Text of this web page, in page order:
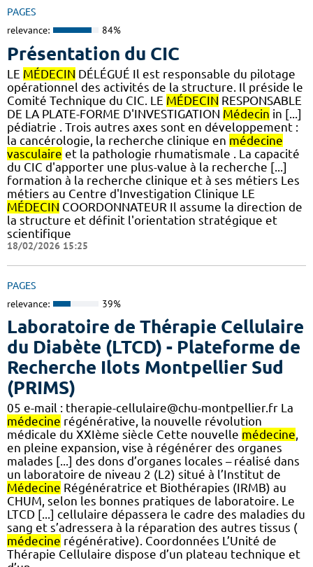
PAGES
relevance: 84%
Présentation du CIC
LE MÉDECIN DÉLÉGUÉ Il est responsable du pilotage
opérationnel des activités de la structure. Il préside le
Comité Technique du CIC. LE MÉDECIN RESPONSABLE
DE LA PLATE-FORME D'INVESTIGATION Médecin in [...]
pédiatrie . Trois autres axes sont en développement :
la cancérologie, la recherche clinique en médecine
vasculaire et la pathologie rhumatismale . La capacité
du CIC d'apporter une plus-value à la recherche [...]
formation à la recherche clinique et à ses métiers Les
métiers au Centre d'Investigation Clinique LE
MÉDECIN COORDONNATEUR Il assume la direction de
la structure et définit l'orientation stratégique et
scientifique
18/02/2026 15:25
PAGES
relevance: 39%
Laboratoire de Thérapie Cellulaire
du Diabète (LTCD) - Plateforme de
Recherche Ilots Montpellier Sud
(PRIMS)
05 e-mail : therapie-cellulaire@chu-montpellier.fr La
médecine régénérative, la nouvelle révolution
médicale du XXIème siècle Cette nouvelle médecine,
en pleine expansion, vise à régénérer des organes
malades [...] des dons d’organes locales – réalisé dans
un laboratoire de niveau 2 (L2) situé à l’Institut de
Médecine Régénératrice et Biothérapies (IRMB) au
CHUM, selon les bonnes pratiques de laboratoire. Le
LTCD [...] cellulaire dépassera le cadre des maladies du
sang et s’adressera à la réparation des autres tissus (
médecine régénérative). Coordonnées L’Unité de
Thérapie Cellulaire dispose d’un plateau technique et